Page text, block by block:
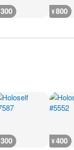
300 ¥800
300 ¥400